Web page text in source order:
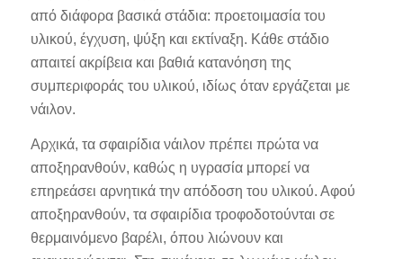
από διάφορα βασικά στάδια: προετοιμασία του
υλικού, έγχυση, ψύξη και εκτίναξη. Κάθε στάδιο
απαιτεί ακρίβεια και βαθιά κατανόηση της
συμπεριφοράς του υλικού, ιδίως όταν εργάζεται με
νάιλον.
Αρχικά, τα σφαιρίδια νάιλον πρέπει πρώτα να
αποξηρανθούν, καθώς η υγρασία μπορεί να
επηρεάσει αρνητικά την απόδοση του υλικού. Αφού
αποξηρανθούν, τα σφαιρίδια τροφοδοτούνται σε
θερμαινόμενο βαρέλι, όπου λιώνουν και